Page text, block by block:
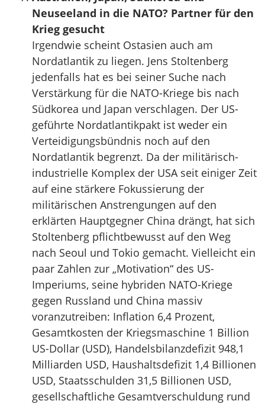
Neuseeland in die NATO? Partner für den
Krieg gesucht
Irgendwie scheint Ostasien auch am
Nordatlantik zu liegen. Jens Stoltenberg
jedenfalls hat es bei seiner Suche nach
Verstärkung für die NATO-Kriege bis nach
Südkorea und Japan verschlagen. Der US-
geführte Nordatlantikpakt ist weder ein
Verteidigungsbündnis noch auf den
Nordatlantik begrenzt. Da der militärisch-
industrielle Komplex der USA seit einiger Zeit
auf eine stärkere Fokussierung der
militärischen Anstrengungen auf den
erklärten Hauptgegner China drängt, hat sich
Stoltenberg pflichtbewusst auf den Weg
nach Seoul und Tokio gemacht. Vielleicht ein
paar Zahlen zur „Motivation“ des US-
Imperiums, seine hybriden NATO-Kriege
gegen Russland und China massiv
voranzutreiben: Inflation 6,4 Prozent,
Gesamtkosten der Kriegsmaschine 1 Billion
US-Dollar (USD), Handelsbilanzdefizit 948,1
Milliarden USD, Haushaltsdefizit 1,4 Billionen
USD, Staatsschulden 31,5 Billionen USD,
gesellschaftliche Gesamtverschuldung rund